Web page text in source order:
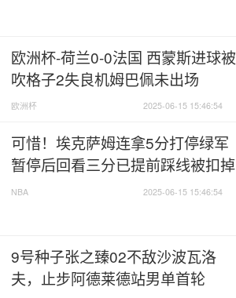
欧洲杯-荷兰0-0法国 西蒙斯进球被
吹格子2失良机姆巴佩未出场
欧洲杯 2025-06-15 15:46:54
可惜！埃克萨姆连拿5分打停绿军
暂停后回看三分已提前踩线被扣掉
NBA 2025-06-15 15:46:54
9号种子张之臻02不敌沙波瓦洛
夫，止步阿德莱德站男单首轮